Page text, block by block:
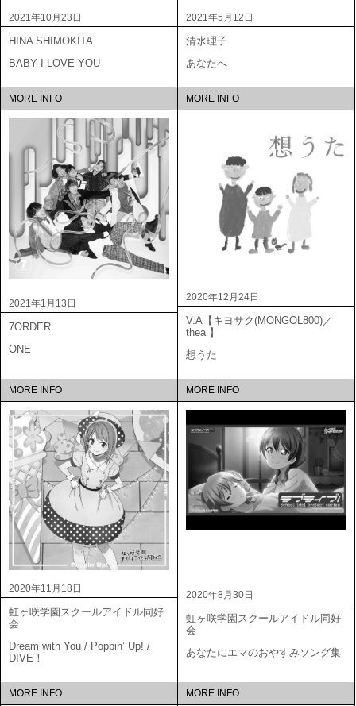
2021年10月23日
HINA SHIMOKITA
BABY I LOVE YOU
MORE INFO
2021年5月12日
清水理子
あなたへ
MORE INFO
2021年1月13日
7ORDER
ONE
MORE INFO
2020年12月24日
V.A【キヨサク(MONGOL800)／
thea 】
想うた
MORE INFO
2020年11月18日
虹ヶ咲学園スクールアイドル同好
会
Dream with You / Poppin’ Up! /
DIVE！
MORE INFO
2020年8月30日
虹ヶ咲学園スクールアイドル同好
会
あなたにエマのおやすみソング集
MORE INFO